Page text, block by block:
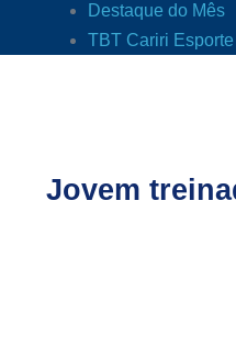
Destaque do Mês
TBT Cariri Esporte
Jovem